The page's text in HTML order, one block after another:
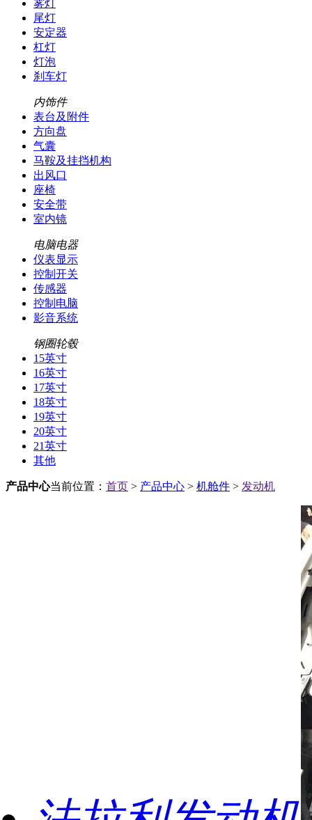
雾灯
尾灯
安定器
杠灯
灯泡
刹车灯
内饰件
表台及附件
方向盘
气囊
马鞍及挂挡机构
出风口
座椅
安全带
室内镜
电脑电器
仪表显示
控制开关
传感器
控制电脑
影音系统
钢圈轮毂
15英寸
16英寸
17英寸
18英寸
19英寸
20英寸
21英寸
其他
产品中心当前位置： 首页 > 产品中心 > 机舱件 > 发动机